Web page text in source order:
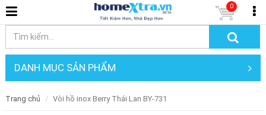
0
DANH MỤC SẢN PHẨM
Trang chủ Vòi hồ inox Berry Thái Lan BY-731